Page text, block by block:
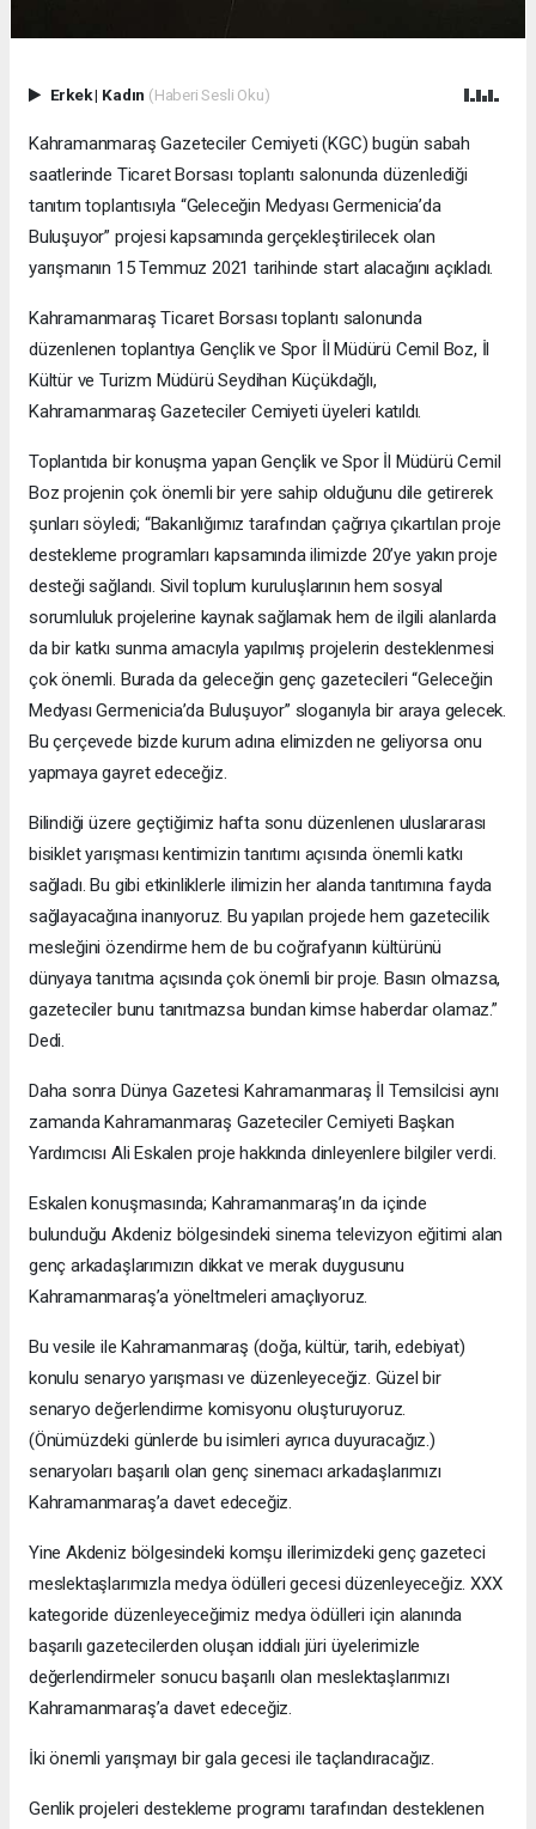
Erkek| Kadın (Haberi Sesli Oku)
Kahramanmaraş Gazeteciler Cemiyeti (KGC) bugün sabah
saatlerinde Ticaret Borsası toplantı salonunda düzenlediği
tanıtım toplantısıyla “Geleceğin Medyası Germenicia’da
Buluşuyor” projesi kapsamında gerçekleştirilecek olan
yarışmanın 15 Temmuz 2021 tarihinde start alacağını açıkladı.
Kahramanmaraş Ticaret Borsası toplantı salonunda
düzenlenen toplantıya Gençlik ve Spor İl Müdürü Cemil Boz, İl
Kültür ve Turizm Müdürü Seydihan Küçükdağlı,
Kahramanmaraş Gazeteciler Cemiyeti üyeleri katıldı.
Toplantıda bir konuşma yapan Gençlik ve Spor İl Müdürü Cemil
Boz projenin çok önemli bir yere sahip olduğunu dile getirerek
şunları söyledi; “Bakanlığımız tarafından çağrıya çıkartılan proje
destekleme programları kapsamında ilimizde 20’ye yakın proje
desteği sağlandı. Sivil toplum kuruluşlarının hem sosyal
sorumluluk projelerine kaynak sağlamak hem de ilgili alanlarda
da bir katkı sunma amacıyla yapılmış projelerin desteklenmesi
çok önemli. Burada da geleceğin genç gazetecileri “Geleceğin
Medyası Germenicia’da Buluşuyor” sloganıyla bir araya gelecek.
Bu çerçevede bizde kurum adına elimizden ne geliyorsa onu
yapmaya gayret edeceğiz.
Bilindiği üzere geçtiğimiz hafta sonu düzenlenen uluslararası
bisiklet yarışması kentimizin tanıtımı açısında önemli katkı
sağladı. Bu gibi etkinliklerle ilimizin her alanda tanıtımına fayda
sağlayacağına inanıyoruz. Bu yapılan projede hem gazetecilik
mesleğini özendirme hem de bu coğrafyanın kültürünü
dünyaya tanıtma açısında çok önemli bir proje. Basın olmazsa,
gazeteciler bunu tanıtmazsa bundan kimse haberdar olamaz.”
Dedi.
Daha sonra Dünya Gazetesi Kahramanmaraş İl Temsilcisi aynı
zamanda Kahramanmaraş Gazeteciler Cemiyeti Başkan
Yardımcısı Ali Eskalen proje hakkında dinleyenlere bilgiler verdi.
Eskalen konuşmasında; Kahramanmaraş’ın da içinde
bulunduğu Akdeniz bölgesindeki sinema televizyon eğitimi alan
genç arkadaşlarımızın dikkat ve merak duygusunu
Kahramanmaraş’a yöneltmeleri amaçlıyoruz.
Bu vesile ile Kahramanmaraş (doğa, kültür, tarih, edebiyat)
konulu senaryo yarışması ve düzenleyeceğiz. Güzel bir
senaryo değerlendirme komisyonu oluşturuyoruz.
(Önümüzdeki günlerde bu isimleri ayrıca duyuracağız.)
senaryoları başarılı olan genç sinemacı arkadaşlarımızı
Kahramanmaraş’a davet edeceğiz.
Yine Akdeniz bölgesindeki komşu illerimizdeki genç gazeteci
meslektaşlarımızla medya ödülleri gecesi düzenleyeceğiz. XXX
kategoride düzenleyeceğimiz medya ödülleri için alanında
başarılı gazetecilerden oluşan iddialı jüri üyelerimizle
değerlendirmeler sonucu başarılı olan meslektaşlarımızı
Kahramanmaraş’a davet edeceğiz.
İki önemli yarışmayı bir gala gecesi ile taçlandıracağız.
Genlik projeleri destekleme programı tarafından desteklenen